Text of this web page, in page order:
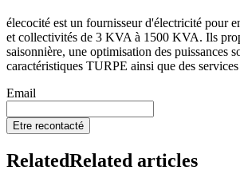
élecocité est un fournisseur d'électricité pour
et collectivités de 3 KVA à 1500 KVA. Ils
saisonnière, une optimisation des puissances
caractéristiques TURPE ainsi que des
Email
Etre recontacté
RelatedRelated articles